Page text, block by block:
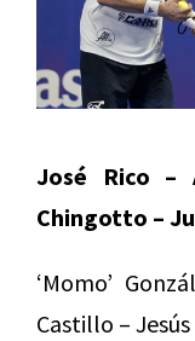
José Rico –
Chingotto –
‘Momo’
Castillo –